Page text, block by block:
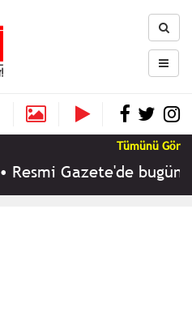
Tümünü Gör
Resmi Gazete'de bugün (9